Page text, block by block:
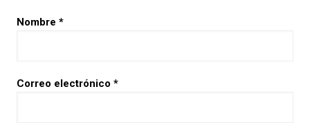
Nombre *
Correo electrónico *